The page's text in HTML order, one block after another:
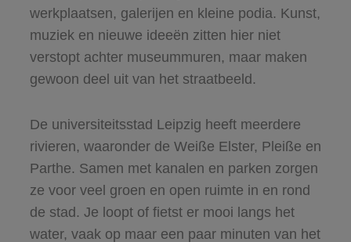
werkplaatsen, galerijen en kleine podia. Kunst,
muziek en nieuwe ideeën zitten hier niet
verstopt achter museummuren, maar maken
gewoon deel uit van het straatbeeld.
De universiteitsstad Leipzig heeft meerdere
rivieren, waaronder de Weiße Elster, Pleiße en
Parthe. Samen met kanalen en parken zorgen
ze voor veel groen en open ruimte in en rond
de stad. Je loopt of fietst er mooi langs het
water, vaak op maar een paar minuten van het